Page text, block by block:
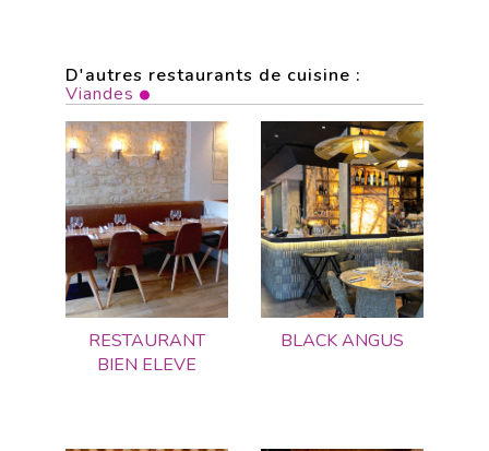
D'autres restaurants de cuisine :
Viandes
RESTAURANT
BIEN ELEVE
BLACK ANGUS